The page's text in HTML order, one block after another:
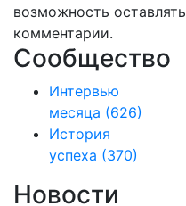
возможность оставлять
комментарии.
Сообщество
Интервью
месяца (626)
История
успеха (370)
Новости